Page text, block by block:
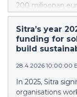
200 miljoonan
sektorin
Suositun
laajan
edellytyksistä.
Sitra’s year
funding for
build
28.4.2026 10:00:00
In 2025, Sitra
organisations